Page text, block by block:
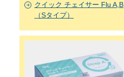
クイック チェイサー Flu A,B
（Sタイプ）